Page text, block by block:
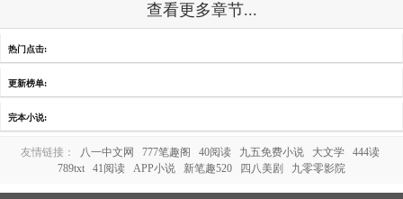
查看更多章节...
热门点击:
更新榜单:
完本小说:
友情链接： 八一中文网 777笔趣阁 40阅读 九五免费小说 大文学
444读
789txt
41阅读 APP小说 新笔趣520 四八美剧 九零零影院